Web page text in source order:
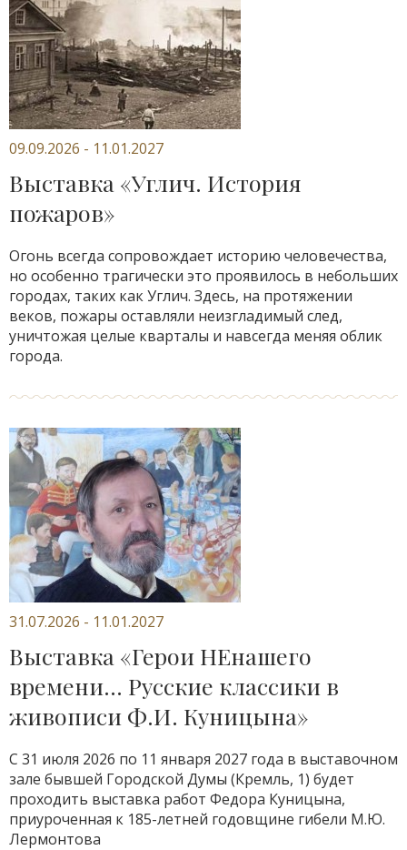
09.09.2026 - 11.01.2027
Выставка «Углич. История
пожаров»
Огонь всегда сопровождает историю человечества,
но особенно трагически это проявилось в небольших
городах, таких как Углич. Здесь, на протяжении
веков, пожары оставляли неизгладимый след,
уничтожая целые кварталы и навсегда меняя облик
города.
31.07.2026 - 11.01.2027
Выставка «Герои НЕнашего
времени... Русские классики в
живописи Ф.И. Куницына»
С 31 июля 2026 по 11 января 2027 года в выставочном
зале бывшей Городской Думы (Кремль, 1) будет
проходить выставка работ Федора Куницына,
приуроченная к 185-летней годовщине гибели М.Ю.
Лермонтова